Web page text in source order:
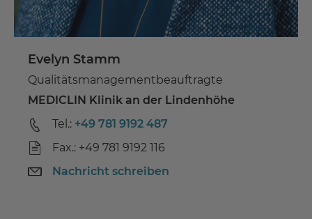
Evelyn Stamm
Qualitätsmanagementbeauftragte
MEDICLIN Klinik an der Lindenhöhe
Tel.: +49 781 9192 487
Fax.: +49 781 9192 116
Nachricht schreiben